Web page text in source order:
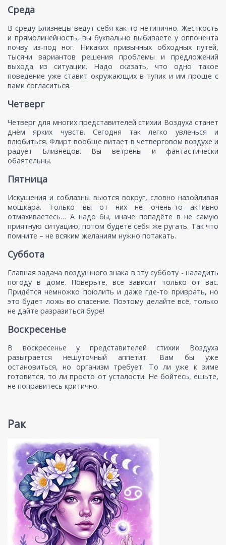
Среда
В среду Близнецы ведут себя как-то нетипично. Жесткость
и прямолинейность, вы буквально выбиваете у оппонента
почву из-под ног. Никаких привычных обходных путей,
тысячи вариантов решения проблемы и предложений
выхода из ситуации. Надо сказать, что одно такое
поведение уже ставит окружающих в тупик и им проще с
вами согласиться.
Четверг
Четверг для многих представителей стихии Воздуха станет
днём ярких чувств. Сегодня так легко увлечься и
влюбиться. Флирт вообще витает в четверговом воздухе и
радует Близнецов. Вы ветрены и фантастически
обаятельны.
Пятница
Искушения и соблазны вьются вокруг, словно назойливая
мошкара. Только вы от них не очень-то активно
отмахиваетесь… А надо бы, иначе попадёте в не самую
приятную ситуацию, потом будете себя же ругать. Так что
помните – не всяким желаниям нужно потакать.
Суббота
Главная задача воздушного знака в эту субботу - наладить
погоду в доме. Поверьте, всё зависит только от вас.
Придётся немножко поюлить и даже где-то приврать, но
это будет ложь во спасение. Поэтому делайте всё, только
не дайте разразиться буре!
Воскресенье
В воскресенье у представителей стихии Воздуха
разыграется нешуточный аппетит. Вам бы уже
остановиться, но организм требует. То ли уже к зиме
готовится, то ли просто от усталости. Не бойтесь, ешьте,
не поправитесь критично.
Рак